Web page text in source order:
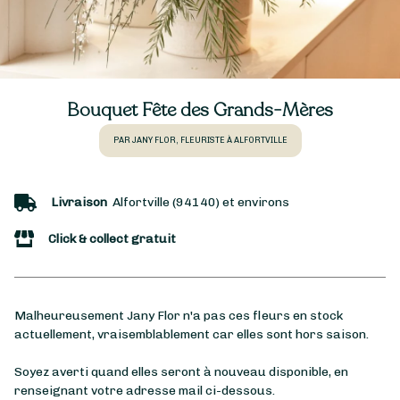
Bouquet Fête des Grands-Mères
PAR JANY FLOR, FLEURISTE À ALFORTVILLE
Livraison Alfortville (94140) et environs
Click & collect gratuit
Malheureusement Jany Flor n'a pas ces fleurs en stock
actuellement, vraisemblablement car elles sont hors saison.
Soyez averti quand elles seront à nouveau disponible, en
renseignant votre adresse mail ci-dessous.